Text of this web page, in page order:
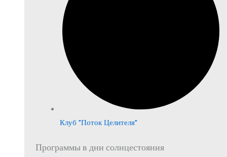
Клуб "Поток Целителя"
Программы в дни солнцестояния